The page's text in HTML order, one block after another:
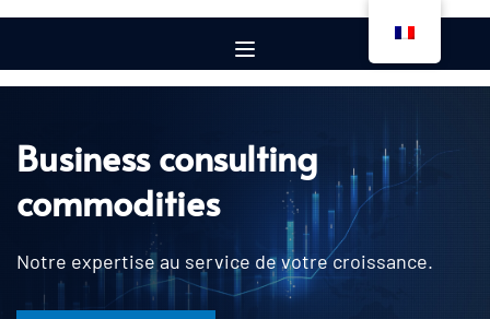
Business consulting
commodities
Notre expertise au service de votre croissance.